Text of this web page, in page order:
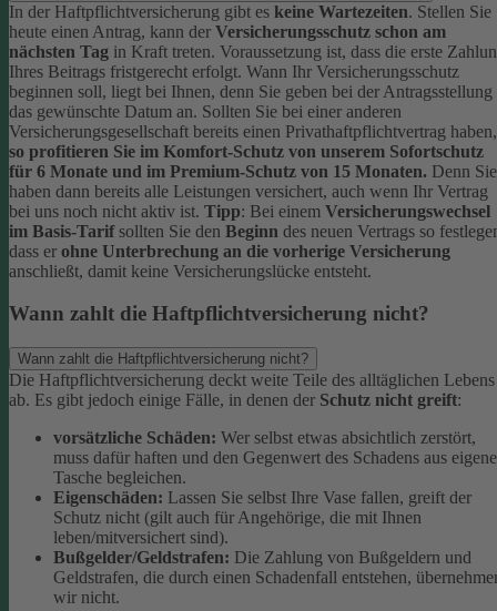
In der Haftpflichtversicherung gibt es keine Wartezeiten. Stellen Sie
heute einen Antrag, kann der Versicherungsschutz schon am
nächsten Tag in Kraft treten. Voraussetzung ist, dass die erste
Ihres Beitrags fristgerecht erfolgt. Wann Ihr Versicherungsschutz
beginnen soll, liegt bei Ihnen, denn Sie geben bei der Antragsstellung
das gewünschte Datum an. Sollten Sie bei einer anderen
Versicherungsgesellschaft bereits einen Privathaftpflichtvertrag haben,
so profitieren Sie im Komfort-Schutz von unserem Sofortschutz
für 6 Monate und im Premium-Schutz von 15 Monaten. Denn Sie
haben dann bereits alle Leistungen versichert, auch wenn Ihr Vertrag
bei uns noch nicht aktiv ist. Tipp: Bei einem Versicherungswechsel
im Basis-Tarifsollten Sie den Beginn des neuen Vertrags so
dass er ohne Unterbrechung an die vorherige Versicherung
anschließt, damit keine Versicherungslücke entsteht.
Wann zahlt die Haftpflichtversicherung nicht?
Wann zahlt die Haftpflichtversicherung nicht?
Die Haftpflichtversicherung deckt weite Teile des alltäglichen Lebens
ab. Es gibt jedoch einige Fälle, in denen der Schutz nicht greift:
vorsätzliche Schäden: Wer selbst etwas absichtlich zerstört,
muss dafür haften und den Gegenwert des Schadens aus
Tasche begleichen.
Eigenschäden: Lassen Sie selbst Ihre Vase fallen, greift der
Schutz nicht (gilt auch für Angehörige, die mit Ihnen
leben/mitversichert sind).
Bußgelder/Geldstrafen: Die Zahlung von Bußgeldern und
Geldstrafen, die durch einen Schadenfall entstehen,
wir nicht.